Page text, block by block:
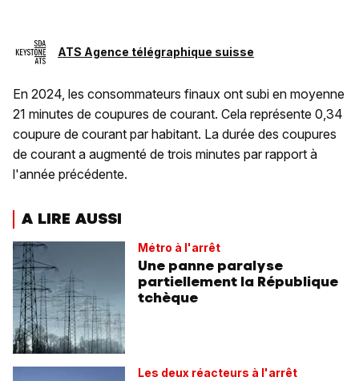
ATS Agence télégraphique suisse
En 2024, les consommateurs finaux ont subi en moyenne
21 minutes de coupures de courant. Cela représente 0,34
coupure de courant par habitant. La durée des coupures
de courant a augmenté de trois minutes par rapport à
l'année précédente.
A LIRE AUSSI
Métro à l'arrêt
Une panne paralyse
partiellement la République
tchèque
Les deux réacteurs à l'arrêt